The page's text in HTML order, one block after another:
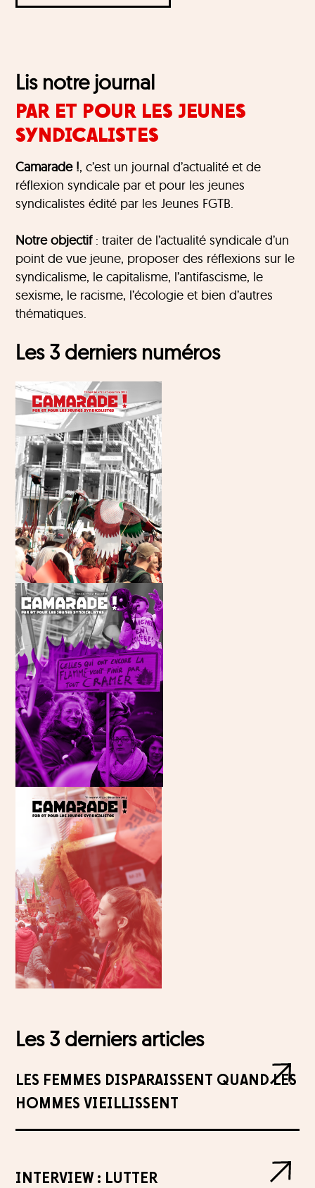
Lis notre journal
PAR ET POUR LES JEUNES
SYNDICALISTES
Camarade !, c’est un journal d’actualité et de
réflexion syndicale par et pour les jeunes
syndicalistes édité par les Jeunes FGTB.
Notre objectif: traiter de l’actualité syndicale d’un
point de vue jeune, proposer des réflexions sur le
syndicalisme, le capitalisme, l’antifascisme, le
sexisme, le racisme, l’écologie et bien d’autres
thématiques.
Les 3 derniers numéros
Les 3 derniers articles
LES FEMMES DISPARAISSENT QUAND LES
HOMMES VIEILLISSENT
INTERVIEW : LUTTER